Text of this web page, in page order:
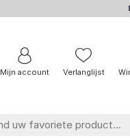
Mijn account Verlanglijst